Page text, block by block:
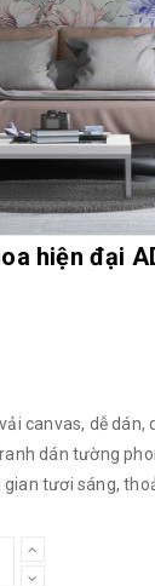
Giới thiệu
hiện đại
canvas, dễ dán,
dán tường
tươi sáng,